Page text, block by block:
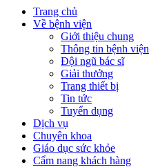
Trang chủ
Về bệnh viện
Giới thiệu chung
Thông tin bệnh viện
Đội ngũ bác sĩ
Giải thưởng
Trang thiết bị
Tin tức
Tuyển dụng
Dịch vụ
Chuyên khoa
Giáo dục sức khỏe
Cẩm nang khách hàng